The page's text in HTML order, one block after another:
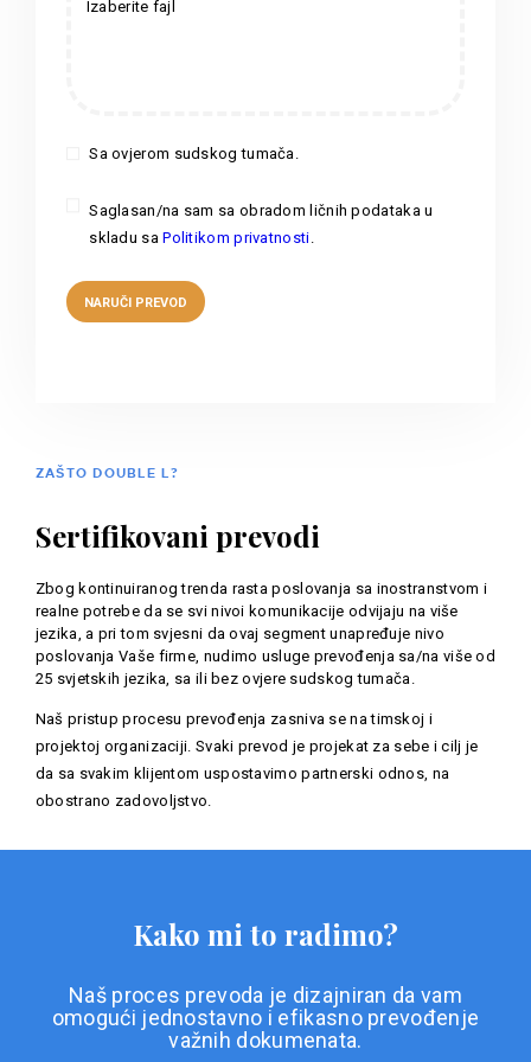
Izaberite fajl
Sa ovjerom sudskog tumača.
Saglasan/na sam sa obradom ličnih podataka u
skladu saPolitikom privatnosti.
ZAŠTO DOUBLE L?
Sertifikovani prevodi
Zbog kontinuiranog trenda rasta poslovanja sa inostranstvom i
realne potrebe da se svi nivoi komunikacije odvijaju na više
jezika, a pri tom svjesni da ovaj segment unapređuje nivo
poslovanja Vaše firme, nudimo usluge prevođenja sa/na više od
25 svjetskih jezika, sa ili bez ovjere sudskog tumača.
Naš pristup procesu prevođenja zasniva se na timskoj i
projektoj organizaciji. Svaki prevod je projekat za sebe i cilj je
da sa svakim klijentom uspostavimo partnerski odnos, na
obostrano zadovoljstvo.
Kako mi to radimo?
Naš proces prevoda je dizajniran da vam
omogući jednostavno i efikasno prevođenje
važnih dokumenata.